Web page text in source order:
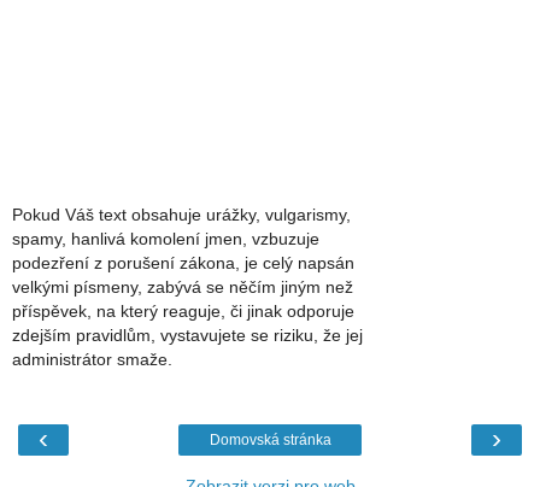
Pokud Váš text obsahuje urážky, vulgarismy,
spamy, hanlivá komolení jmen, vzbuzuje
podezření z porušení zákona, je celý napsán
velkými písmeny, zabývá se něčím jiným než
příspěvek, na který reaguje, či jinak odporuje
zdejším pravidlům, vystavujete se riziku, že jej
administrátor smaže.
‹ ›
Domovská stránka